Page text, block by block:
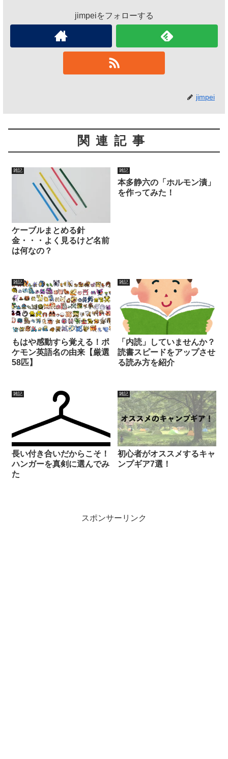
jimpeiをフォローする
jimpei
関連記事
雑記
ケーブルまとめる針
金・・・よく見るけど名前
は何なの？
雑記
本多静六の「ホルモン漬」
を作ってみた！
雑記
もはや感動すら覚える！ポ
ケモン英語名の由来【厳選
58匹】
雑記
「内読」していませんか？
読書スピードをアップさせ
る読み方を紹介
雑記
長い付き合いだからこそ！
ハンガーを真剣に選んでみ
た
雑記
初心者がオススメするキャ
ンプギア7選！
スポンサーリンク